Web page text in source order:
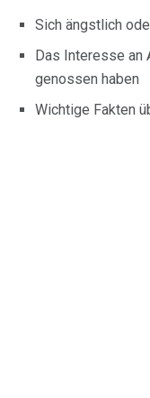
Sich ängstlich
Das Interesse an
genossen haben
Wichtige Fakten